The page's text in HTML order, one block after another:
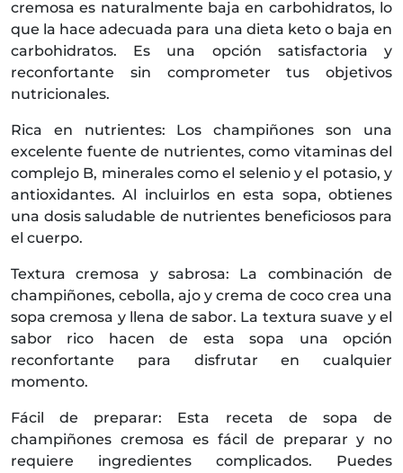
cremosa es naturalmente baja en carbohidratos, lo
que la hace adecuada para una dieta keto o baja en
carbohidratos. Es una opción satisfactoria y
reconfortante sin comprometer tus objetivos
nutricionales.
Rica en nutrientes: Los champiñones son una
excelente fuente de nutrientes, como vitaminas del
complejo B, minerales como el selenio y el potasio, y
antioxidantes. Al incluirlos en esta sopa, obtienes
una dosis saludable de nutrientes beneficiosos para
el cuerpo.
Textura cremosa y sabrosa: La combinación de
champiñones, cebolla, ajo y crema de coco crea una
sopa cremosa y llena de sabor. La textura suave y el
sabor rico hacen de esta sopa una opción
reconfortante para disfrutar en cualquier
momento.
Fácil de preparar: Esta receta de sopa de
champiñones cremosa es fácil de preparar y no
requiere ingredientes complicados. Puedes